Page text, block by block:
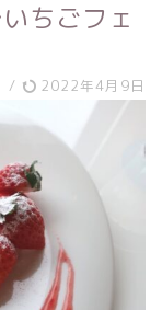
ちごフェ
/ 2022年4月9日